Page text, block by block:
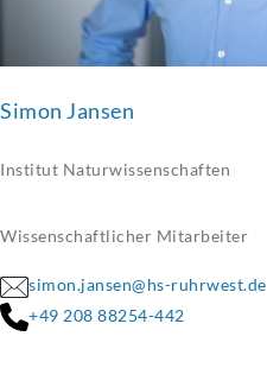
Simon Jansen
Institut Naturwissenschaften
Wissenschaftlicher Mitarbeiter
simon.jansen@hs-ruhrwest.de
+49 208 88254-442